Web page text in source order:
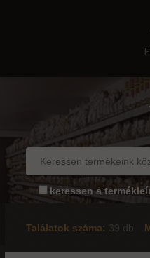
keressen a
Találatok száma: 39 db